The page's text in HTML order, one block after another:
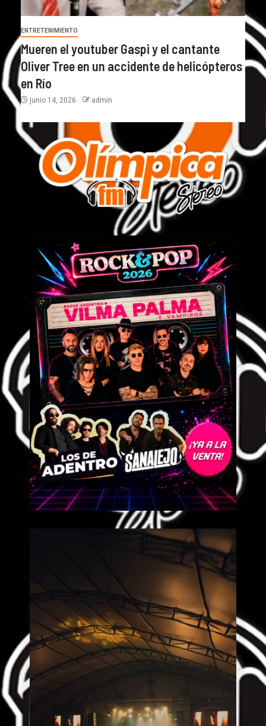
ENTRETENIMIENTO
Mueren el youtuber Gaspi y el cantante
Oliver Tree en un accidente de helicópteros
en Río
junio 14, 2026 admin